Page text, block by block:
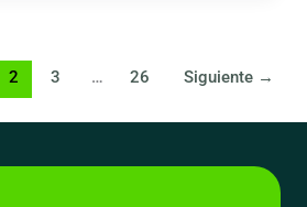
2 3 … 26 Siguiente →